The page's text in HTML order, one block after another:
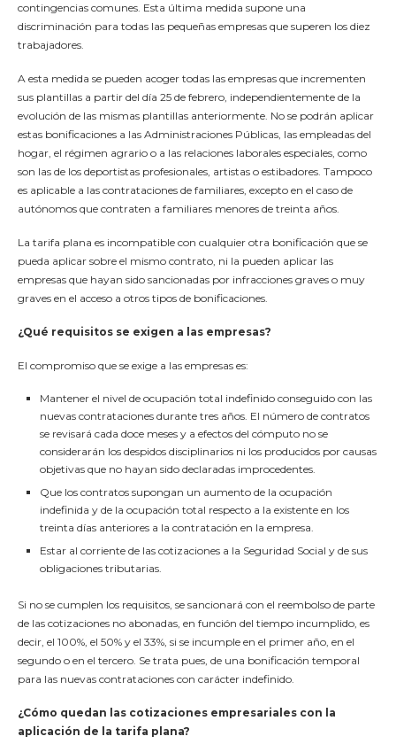
contingencias comunes. Esta última medida supone una
discriminación para todas las pequeñas empresas que superen los diez
trabajadores.
A esta medida se pueden acoger todas las empresas que incrementen
sus plantillas a partir del día 25 de febrero, independientemente de la
evolución de las mismas plantillas anteriormente. No se podrán aplicar
estas bonificaciones a las Administraciones Públicas, las empleadas del
hogar, el régimen agrario o a las relaciones laborales especiales, como
son las de los deportistas profesionales, artistas o estibadores. Tampoco
es aplicable a las contrataciones de familiares, excepto en el caso de
autónomos que contraten a familiares menores de treinta años.
La tarifa plana es incompatible con cualquier otra bonificación que se
pueda aplicar sobre el mismo contrato, ni la pueden aplicar las
empresas que hayan sido sancionadas por infracciones graves o muy
graves en el acceso a otros tipos de bonificaciones.
¿Qué requisitos se exigen a las empresas?
El compromiso que se exige a las empresas es:
Mantener el nivel de ocupación total indefinido conseguido con las
nuevas contrataciones durante tres años. El número de contratos
se revisará cada doce meses y a efectos del cómputo no se
considerarán los despidos disciplinarios ni los producidos por causas
objetivas que no hayan sido declaradas improcedentes.
Que los contratos supongan un aumento de la ocupación
indefinida y de la ocupación total respecto a la existente en los
treinta días anteriores a la contratación en la empresa.
Estar al corriente de las cotizaciones a la Seguridad Social y de sus
obligaciones tributarias.
Si no se cumplen los requisitos, se sancionará con el reembolso de parte
de las cotizaciones no abonadas, en función del tiempo incumplido, es
decir, el 100%, el 50% y el 33%, si se incumple en el primer año, en el
segundo o en el tercero. Se trata pues, de una bonificación temporal
para las nuevas contrataciones con carácter indefinido.
¿Cómo quedan las cotizaciones empresariales con la
aplicación de la tarifa plana?